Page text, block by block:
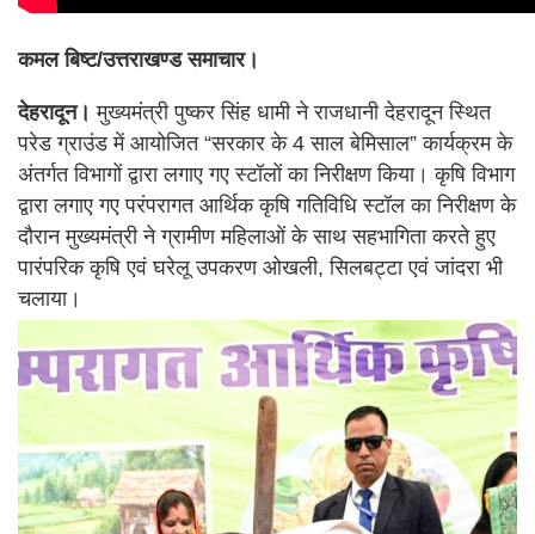
कमल बिष्ट/उत्तराखण्ड समाचार।
देहरादून। मुख्यमंत्री पुष्कर सिंह धामी ने राजधानी देहरादून स्थित
परेड ग्राउंड में आयोजित “सरकार के 4 साल बेमिसाल” कार्यक्रम के
अंतर्गत विभागों द्वारा लगाए गए स्टॉलों का निरीक्षण किया। कृषि विभाग
द्वारा लगाए गए परंपरागत आर्थिक कृषि गतिविधि स्टॉल का निरीक्षण के
दौरान मुख्यमंत्री ने ग्रामीण महिलाओं के साथ सहभागिता करते हुए
पारंपरिक कृषि एवं घरेलू उपकरण ओखली, सिलबट्टा एवं जांदरा भी
चलाया।